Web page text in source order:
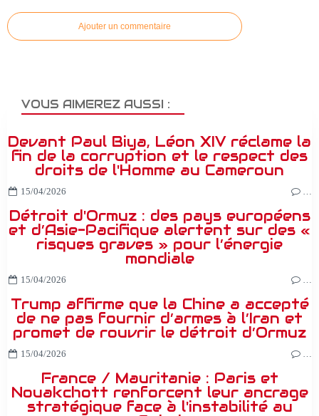
Ajouter un commentaire
VOUS AIMEREZ AUSSI :
Devant Paul Biya, Léon XIV réclame la
fin de la corruption et le respect des
droits de l'Homme au Cameroun
15/04/2026 …
Détroit d'Ormuz : des pays européens
et d’Asie-Pacifique alertent sur des «
risques graves » pour l’énergie
mondiale
15/04/2026 …
Trump affirme que la Chine a accepté
de ne pas fournir d’armes à l’Iran et
promet de rouvrir le détroit d’Ormuz
15/04/2026 …
France / Mauritanie : Paris et
Nouakchott renforcent leur ancrage
stratégique face à l'instabilité au